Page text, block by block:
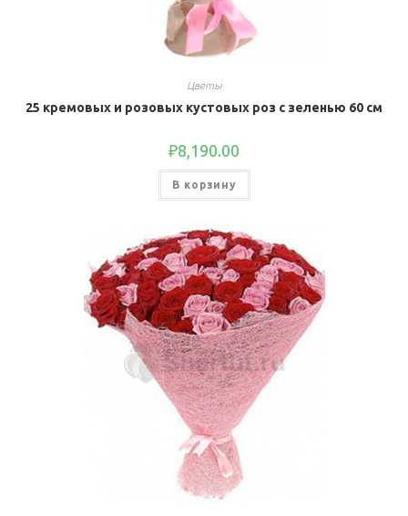
Цветы
25 кремовых и розовых кустовых роз с зеленью 60 см
₽8,190.00
В корзину